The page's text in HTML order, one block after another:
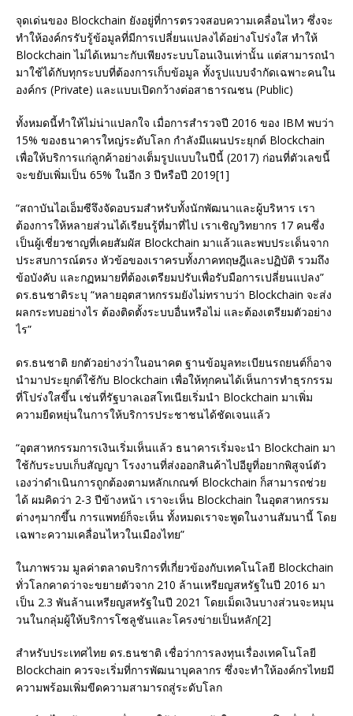
จุดเด่นของ Blockchain ยังอยู่ที่การตรวจสอบความเคลื่อนไหว ซึ่งจะ
ทำให้องค์กรรับรู้ข้อมูลที่มีการเปลี่ยนแปลงได้อย่างโปร่งใส ทำให้
Blockchain ไม่ได้เหมาะกับเพียงระบบโอนเงินเท่านั้น แต่สามารถนำ
มาใช้ได้กับทุกระบบที่ต้องการเก็บข้อมูล ทั้งรูปแบบจำกัดเฉพาะคนใน
องค์กร (Private) และแบบเปิดกว้างต่อสาธารณชน (Public)
ทั้งหมดนี้ทำให้ไม่น่าแปลกใจ เมื่อการสำรวจปี 2016 ของ IBM พบว่า
15% ของธนาคารใหญ่ระดับโลก กำลังมีแผนประยุกต์ Blockchain
เพื่อให้บริการแก่ลูกค้าอย่างเต็มรูปแบบในปีนี้ (2017) ก่อนที่ตัวเลขนี้
จะขยับเพิ่มเป็น 65% ในอีก 3 ปีหรือปี 2019[1]
“สถาบันไอเอ็มซีจึงจัดอบรมสำหรับทั้งนักพัฒนาและผู้บริหาร เรา
ต้องการให้หลายส่วนได้เรียนรู้ที่มาที่ไป เราเชิญวิทยากร 17 คนซึ่ง
เป็นผู้เชี่ยวชาญที่เคยสัมผัส Blockchain มาแล้วและพบประเด็นจาก
ประสบการณ์ตรง หัวข้อของเราครบทั้งภาคทฤษฎีและปฏิบัติ รวมถึง
ข้อบังคับ และกฏหมายที่ต้องเตรียมปรับเพื่อรับมือการเปลี่ยนแปลง”
ดร.ธนชาติระบุ “หลายอุตสาหกรรมยังไม่ทราบว่า Blockchain จะส่ง
ผลกระทบอย่างไร ต้องติดตั้งระบบอื่นหรือไม่ และต้องเตรียมตัวอย่าง
ไร”
ดร.ธนชาติ ยกตัวอย่างว่าในอนาคต ฐานข้อมูลทะเบียนรถยนต์ก็อาจ
นำมาประยุกต์ใช้กับ Blockchain เพื่อให้ทุกคนได้เห็นการทำธุรกรรม
ที่โปร่งใสขึ้น เช่นที่รัฐบาลเอสโทเนียเริ่มนำ Blockchain มาเพิ่ม
ความยืดหยุ่นในการให้บริการประชาชนได้ชัดเจนแล้ว
“อุตสาหกรรมการเงินเริ่มเห็นแล้ว ธนาคารเริ่มจะนำ Blockchain มา
ใช้กับระบบเก็บสัญญา โรงงานที่ส่งออกสินค้าไปอียูที่อยากพิสูจน์ตัว
เองว่าดำเนินการถูกต้องตามหลักเกณฑ์ Blockchain ก็สามารถช่วย
ได้ ผมคิดว่า 2-3 ปีข้างหน้า เราจะเห็น Blockchain ในอุตสาหกรรม
ต่างๆมากขึ้น การแพทย์ก็จะเห็น ทั้งหมดเราจะพูดในงานสัมนานี้ โดย
เฉพาะความเคลื่อนไหวในเมืองไทย”
ในภาพรวม มูลค่าตลาดบริการที่เกี่ยวข้องกับเทคโนโลยี Blockchain
ทั่วโลกคาดว่าจะขยายตัวจาก 210 ล้านเหรียญสหรัฐในปี 2016 มา
เป็น 2.3 พันล้านเหรียญสหรัฐในปี 2021 โดยเม็ดเงินบางส่วนจะหมุน
วนในกลุ่มผู้ให้บริการโซลูชันและโครงข่ายเป็นหลัก[2]
สำหรับประเทศไทย ดร.ธนชาติ เชื่อว่าการลงทุนเรื่องเทคโนโลยี
Blockchain ควรจะเริ่มที่การพัฒนาบุคลากร ซึ่งจะทำให้องค์กรไทยมี
ความพร้อมเพิ่มขีดความสามารถสู่ระดับโลก